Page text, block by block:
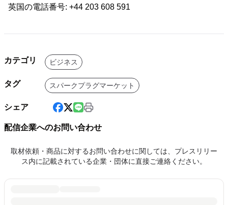
英国の電話番号: +44 203 608 591
カテゴリ ビジネス
タグ スパークプラグマーケット
シェア
配信企業へのお問い合わせ
取材依頼・商品に対するお問い合わせに関しては、プレスリリー
ス内に記載されている企業・団体に直接ご連絡ください。